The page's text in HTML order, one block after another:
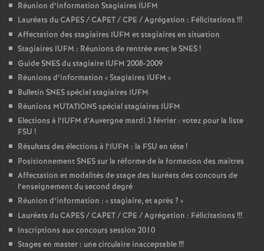
Réunion d’information Stagiaires IUFM
Lauréats du CAPES / CAPET / CPE / Agrégation : Félicitations !!!
Affectation des stagiaires IUFM et stagiaires en situation
Stagiaires IUFM : Réunions de rentrée avec le SNES!
Guide SNES du stagiaire IUFM 2008-2009
Réunions d’information «Stagiaires IUFM »
Bulletin SNES spécial stagiaires IUFM
Réunions MUTATIONS spécial stagiaires IUFM
Elections à l’IUFM d’Auvergne mardi 3 février : votez pour la liste
FSU !
Résultats des élections à l’IUFM : la FSU en tête!
Positionnement SNES sur la réforme de la formation des maîtres
Affectation et modalités de stage des lauréats des concours de
l’enseignement du second degré
Réunion d’information : «stagiaire, et après ? »
Lauréats du CAPES / CAPET / CPE / Agrégation : Félicitations !!!
Inscriptions aux concours session 2010
Stages en master : une circulaire inacceptable!!!